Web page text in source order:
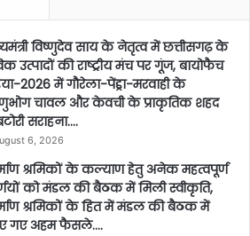
विष्णुदेव साय के नेतृत्व में छत्तीसगढ़ के
उत्पादों की राष्ट्रीय मंच पर गूंज, बायोफैच
2026 में गौरेला-पेंड्रा-मरवाही के
चावल और केवची के प्राकृतिक शहद
सराहना….
6, 2026
श्रमिकों के कल्याण हेतु अनेक महत्वपूर्ण
को मंडल की बैठक में मिली स्वीकृति,
श्रमिकों के हित में मंडल की बैठक में
गए अहम फैसले….